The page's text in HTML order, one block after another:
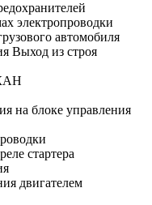
электропроводки
автомобиля
Выход из строя
на блоке управления
стартера
двигателем